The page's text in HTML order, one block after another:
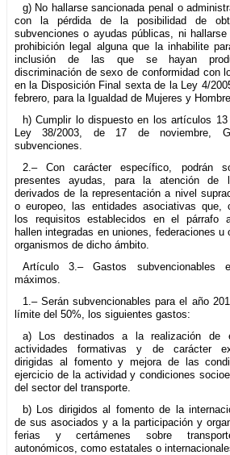
g) No hallarse sancionada penal o
con la pérdida de la posibilidad de
subvenciones o ayudas públicas, ni
prohibición legal alguna que la inhabilite
inclusión de las que se hayan
discriminación de sexo de conformidad con
en la Disposición Final sexta de la Ley 4/
febrero, para la Igualdad de Mujeres y
h) Cumplir lo dispuesto en los artículos
Ley 38/2003, de 17 de noviembre,
subvenciones.
2.– Con carácter específico, podrán
presentes ayudas, para la atención de
derivados de la representación a nivel
o europeo, las entidades asociativas que,
los requisitos establecidos en el párrafo
hallen integradas en uniones, federaciones u
organismos de dicho ámbito.
Artículo 3.– Gastos subvencionables
máximos.
1.– Serán subvencionables para el año
límite del 50%, los siguientes gastos:
a) Los destinados a la realización de
actividades formativas y de carácter
dirigidas al fomento y mejora de las
ejercicio de la actividad y condiciones
del sector del transporte.
b) Los dirigidos al fomento de la
de sus asociados y a la participación y
ferias y certámenes sobre
autonómicos, como estatales o